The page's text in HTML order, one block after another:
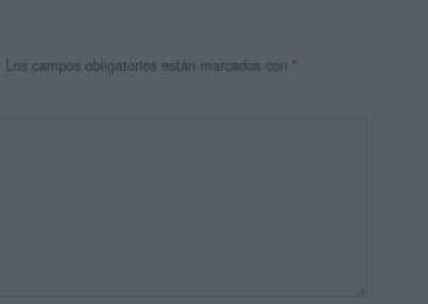
Los campos obligatorios están marcados con *